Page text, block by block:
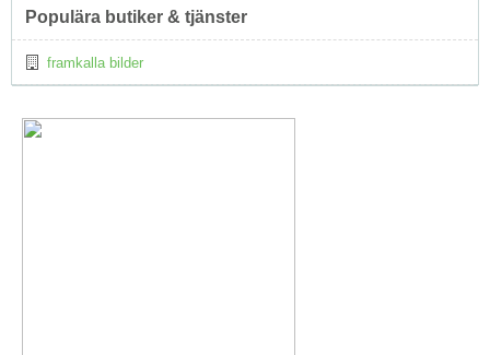
Populära butiker & tjänster
framkalla bilder